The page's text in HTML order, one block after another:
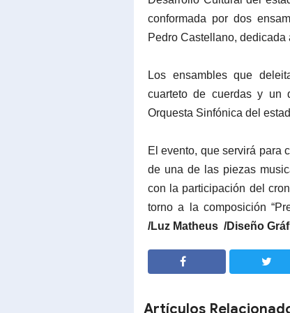
conformada por dos
Pedro Castellano, dedicada
Los ensambles que
cuarteto de cuerdas y un
Orquesta Sinfónica del
El evento, que servirá para
de una de las piezas
con la participación del
torno a la composición
/Luz Matheus /Diseño
Artículos